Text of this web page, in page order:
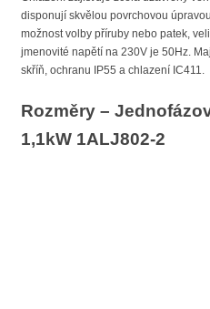
disponují skvělou povrchovou
možnost volby příruby nebo patek,
jmenovité napětí na 230V je 50Hz.
skříň, ochranu IP55 a chlazení IC411.
Rozměry –
1,1kW 1ALJ802-2